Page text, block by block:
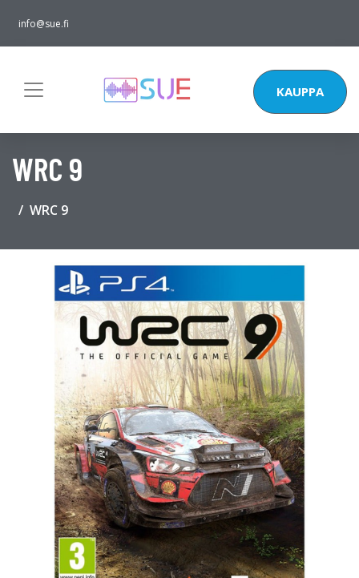
info@sue.fi
KAUPPA
WRC 9
WRC 9